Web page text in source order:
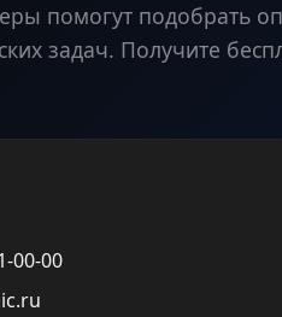
помогут подобрать
задач. Получите
00-00